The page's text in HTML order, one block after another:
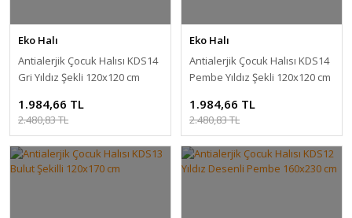
Eko Halı
Antialerjik Çocuk Halısı KDS14
Gri Yıldız Şekli 120x120 cm
1.984,66 TL
2.480,83 TL
Eko Halı
Antialerjik Çocuk Halısı KDS14
Pembe Yıldız Şekli 120x120 cm
1.984,66 TL
2.480,83 TL